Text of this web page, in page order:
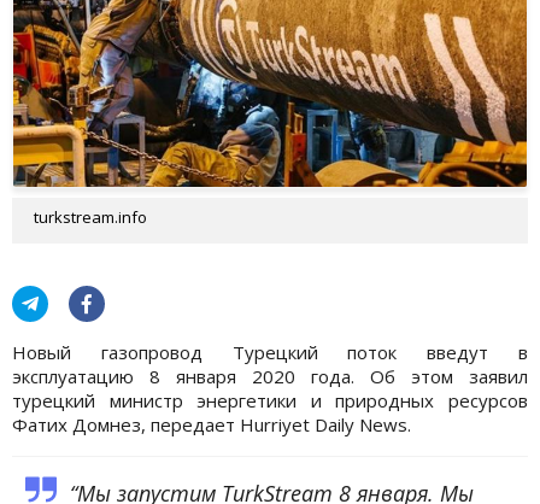
turkstream.info
Новый газопровод Турецкий поток введут в
эксплуатацию 8 января 2020 года. Об этом заявил
турецкий министр энергетики и природных ресурсов
Фатих Домнез, передает Hurriyet Daily News.
“Мы запустим TurkStream 8 января. Мы